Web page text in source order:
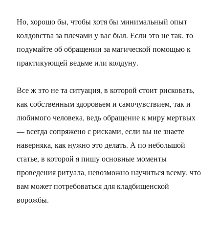
Но, хорошо бы, чтобы хотя бы минимальный опыт
колдовства за плечами у вас был. Если это не так, то
подумайте об обращении за магической помощью к
практикующей ведьме или колдуну.
Все ж это не та ситуация, в которой стоит рисковать,
как собственным здоровьем и самочувствием, так и
любимого человека, ведь обращение к миру мертвых
— всегда сопряжено с рисками, если вы не знаете
наверняка, как нужно это делать. А по небольшой
статье, в которой я пишу основные моменты
проведения ритуала, невозможно научиться всему, что
вам может потребоваться для кладбищенской
ворожбы.